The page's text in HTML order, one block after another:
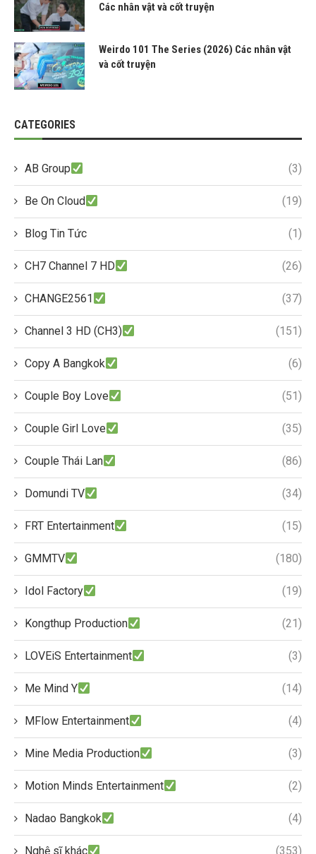
Các nhân vật và cốt truyện
Weirdo 101 The Series (2026) Các nhân vật
và cốt truyện
CATEGORIES
AB Group (3)
Be On Cloud (19)
Blog Tin Tức (1)
CH7 Channel 7 HD (26)
CHANGE2561 (37)
Channel 3 HD (CH3) (151)
Copy A Bangkok (6)
Couple Boy Love (51)
Couple Girl Love (35)
Couple Thái Lan (86)
Domundi TV (34)
FRT Entertainment (15)
GMMTV (180)
Idol Factory (19)
Kongthup Production (21)
LOVEiS Entertainment (3)
Me Mind Y (14)
MFlow Entertainment (4)
Mine Media Production (3)
Motion Minds Entertainment (2)
Nadao Bangkok (4)
Nghệ sĩ khác (353)